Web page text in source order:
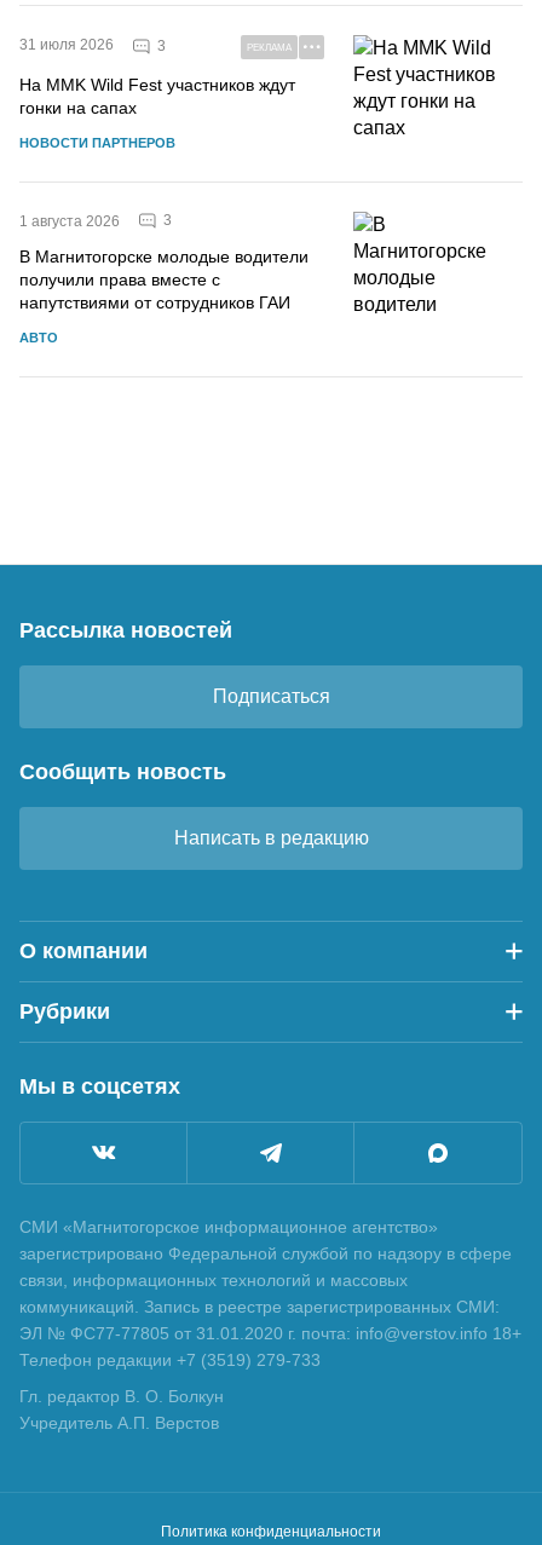
31 июля 2026 3 РЕКЛАМА
На MMK Wild Fest участников ждут
гонки на сапах
НОВОСТИ ПАРТНЕРОВ
1 августа 2026 3
В Магнитогорске молодые водители
получили права вместе с
напутствиями от сотрудников ГАИ
АВТО
Рассылка новостей
Подписаться
Сообщить новость
Написать в редакцию
О компании
Рубрики
Мы в соцсетях
СМИ «Магнитогорское информационное агентство»
зарегистрировано Федеральной службой по надзору в сфере
связи, информационных технологий и массовых
коммуникаций. Запись в реестре зарегистрированных СМИ:
ЭЛ № ФС77-77805 от 31.01.2020 г. почта: info@verstov.info 18+
Телефон редакции +7 (3519) 279-733
Гл. редактор В. О. Болкун
Учредитель А.П. Верстов
Политика конфиденциальности